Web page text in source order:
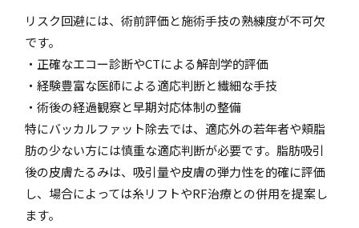
リスク回避には、術前評価と施術手技の熟練度が不可欠
です。
・正確なエコー診断やCTによる解剖学的評価
・経験豊富な医師による適応判断と繊細な手技
・術後の経過観察と早期対応体制の整備
特にバッカルファット除去では、適応外の若年者や頬脂
肪の少ない方には慎重な適応判断が必要です。脂肪吸引
後の皮膚たるみは、吸引量や皮膚の弾力性を的確に評価
し、場合によっては糸リフトやRF治療との併用を提案し
ます。